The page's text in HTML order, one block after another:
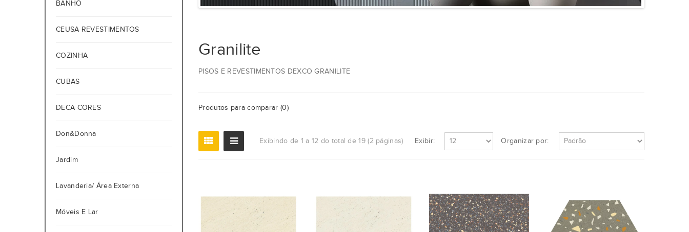
BANHO
CEUSA REVESTIMENTOS
COZINHA
CUBAS
DECA CORES
Don&Donna
Jardim
Lavanderia/ Área Externa
Móveis E Lar
Granilite
PISOS E REVESTIMENTOS DEXCO GRANILITE
Produtos para comparar (0)
Exibindo de 1 a 12 do total de 19 (2 páginas) Organizar por:
Exibir: